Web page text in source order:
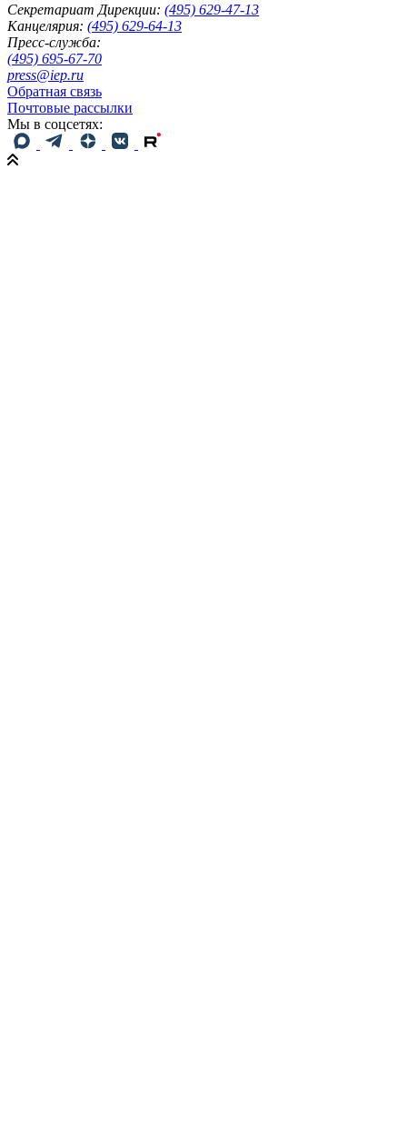
Секретариат Дирекции: (495) 629-47-13
Канцелярия: (495) 629-64-13
Пресс-служба:
(495) 695-67-70
press@iep.ru
Обратная связь
Почтовые рассылки
Мы в соцсетях: